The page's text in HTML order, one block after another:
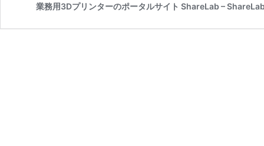
業務用3Dプリンターのポータルサイト ShareLab –